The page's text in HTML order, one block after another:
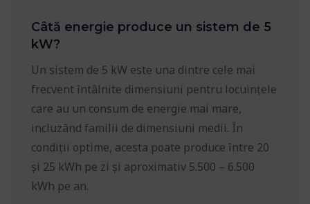
Câtă energie produce un sistem de 5
kW?
Un sistem de 5 kW este una dintre cele mai
frecvent întâlnite dimensiuni pentru locuințele
care au un consum de energie mai mare,
incluzând familii de dimensiuni medii. În
condiții optime, acesta poate produce între 20
și 25 kWh pe zi și aproximativ 5.500 – 6.500
kWh pe an.